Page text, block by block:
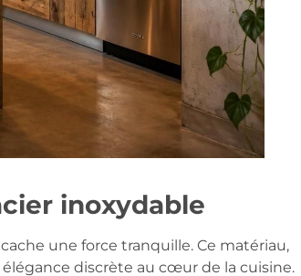
inoxydable
une force tranquille. Ce matériau,
discrète au cœur de la cuisine.